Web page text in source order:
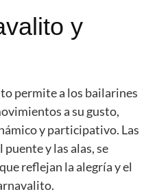
y
permite a los bailarines
a su gusto,
y participativo. Las
puente y las alas, se
reflejan la alegría y el